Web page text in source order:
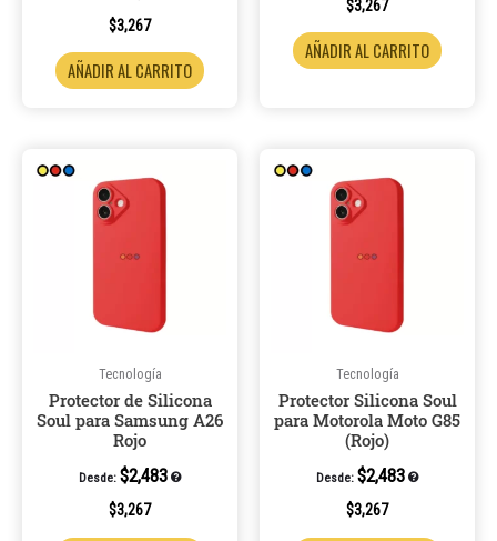
$3,267
AÑADIR AL CARRITO
$3,267
AÑADIR AL CARRITO
Tecnología
Protector de Silicona
Soul para Samsung A26
Rojo
Desde: $2,483
$3,267
Tecnología
Protector Silicona Soul
para Motorola Moto G85
(Rojo)
Desde: $2,483
$3,267